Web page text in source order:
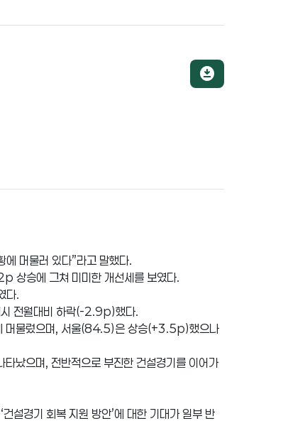
download_for_offline
머물러 있다”라고 말했다.
상승에 그쳐 미미한 개선세를 보였다.
다.
전월대비 하락(-2.9p)했다.
물렀으며, 서울(84.5)은 상승(+3.5p)했으나
났으며, 전반적으로 부진한 건설경기를 이어가
경기 회복 지원 방안’에 대한 기대가 일부 반